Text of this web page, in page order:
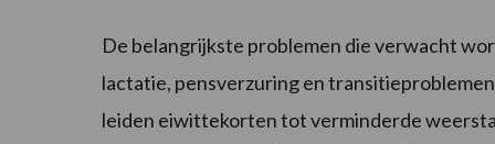
De belangrijkste problemen die verwacht
lactatie, pensverzuring en
leiden eiwittekorten tot verminderde